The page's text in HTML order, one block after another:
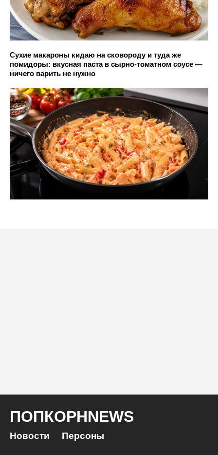
Сухие макароны кидаю на сковороду и туда же
помидоры: вкусная паста в сырно-томатном соусе —
ничего варить не нужно
ПОПКОРНNEWS
Новости Персоны